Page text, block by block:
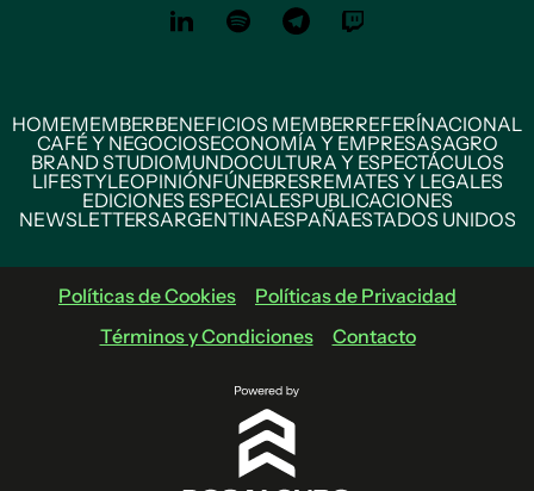
HOMEMEMBERBENEFICIOS MEMBERREFERÍNACIONAL
CAFÉ Y NEGOCIOSECONOMÍA Y EMPRESASAGRO
BRAND STUDIOMUNDOCULTURA Y ESPECTÁCULOS
LIFESTYLEOPINIÓNFÚNEBRESREMATES Y LEGALES
EDICIONES ESPECIALESPUBLICACIONES
NEWSLETTERSARGENTINAESPAÑAESTADOS UNIDOS
Políticas de Cookies
Políticas de Privacidad
Términos y Condiciones
Contacto